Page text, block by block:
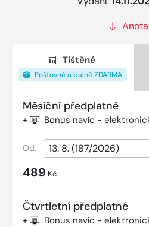
Tištěné
Poštovné a balné ZDARMA
Měsíční předplatné
+ Bonus navíc -
Od:
489 Kč
Čtvrtletní předplatné
+ Bonus navíc -